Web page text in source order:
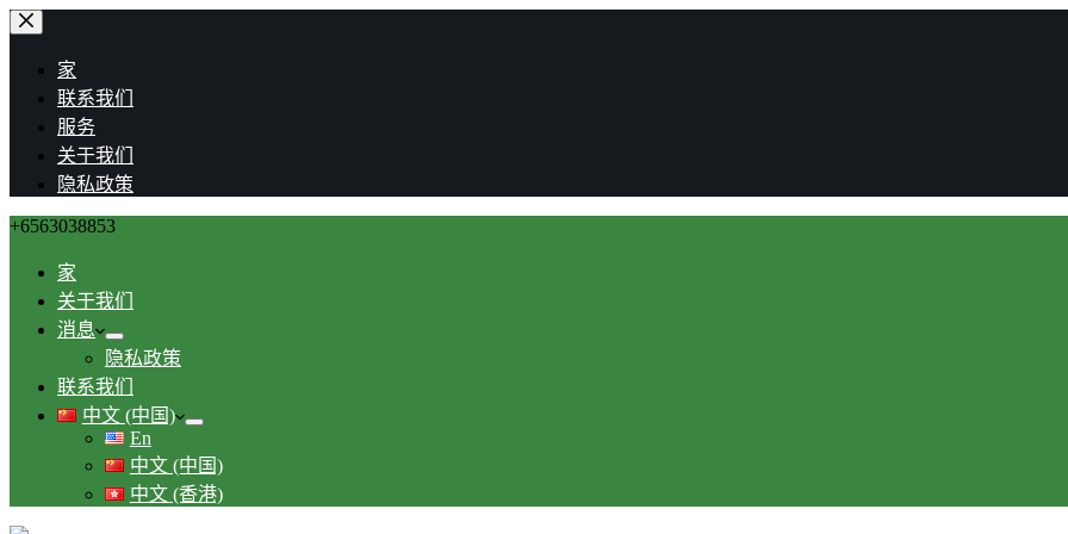
家
联系我们
服务
关于我们
隐私政策
+6563038853
家
关于我们
消息
隐私政策
联系我们
中文 (中国)
En
中文 (中国)
中文 (香港)